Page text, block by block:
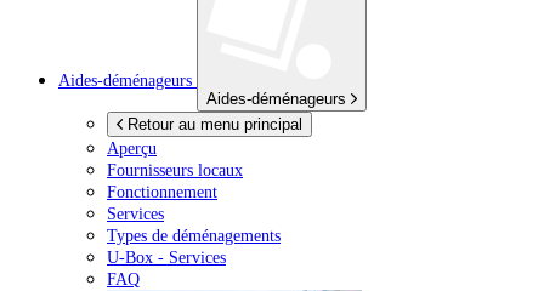
Aides-déménageurs
Aides-déménageurs
Retour au menu principal
Aperçu
Fournisseurs locaux
Fonctionnement
Services
Types de déménagements
U-Box - Services
FAQ